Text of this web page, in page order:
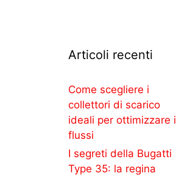
Articoli recenti
Come scegliere i
collettori di scarico
ideali per ottimizzare i
flussi
I segreti della Bugatti
Type 35: la regina